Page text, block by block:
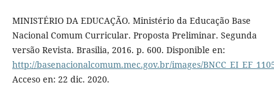
MINISTÉRIO DA EDUCAÇÃO. Ministério da Educação Base
Nacional Comum Curricular. Proposta Preliminar. Segunda
versão Revista. Brasilia, 2016. p. 600. Disponible en:
http://basenacionalcomum.mec.gov.br/images/
Acceso en: 22 dic. 2020.